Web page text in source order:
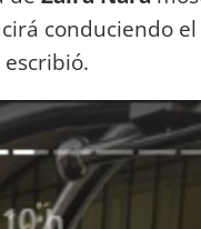
conduciendo